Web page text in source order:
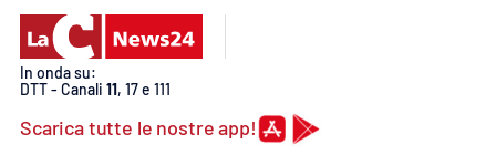
In onda su:
DTT - Canali 11, 17 e 111
Scarica tutte le nostre app!